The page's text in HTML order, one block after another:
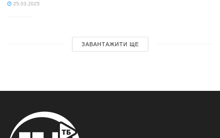
25.03.2025
ЗАВАНТАЖИТИ ЩЕ